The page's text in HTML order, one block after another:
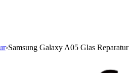
›Samsung Galaxy A05 Glas Reparatur